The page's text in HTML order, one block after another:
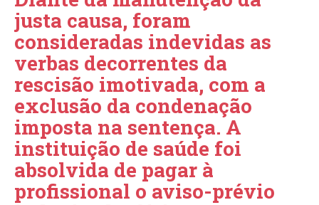
justa causa, foram
consideradas indevidas as
verbas decorrentes da
rescisão imotivada, com a
exclusão da condenação
imposta na sentença. A
instituição de saúde foi
absolvida de pagar à
profissional o aviso-prévio